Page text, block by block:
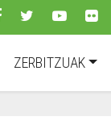
ZERBITZUAK